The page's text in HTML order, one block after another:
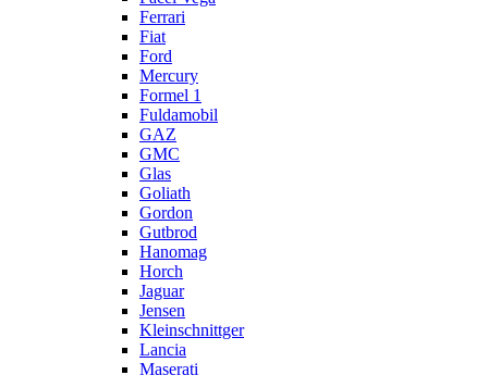
Ferrari
Fiat
Ford
Mercury
Formel 1
Fuldamobil
GAZ
GMC
Glas
Goliath
Gordon
Gutbrod
Hanomag
Horch
Jaguar
Jensen
Kleinschnittger
Lancia
Maserati